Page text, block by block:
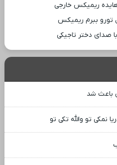
ریمیکس خارجی
ببرم ریمیکس
صدای دختر تاجیکی
ﺑﺎﻋﺚ ﺷﺪ
نمکی تو والله تکی تو